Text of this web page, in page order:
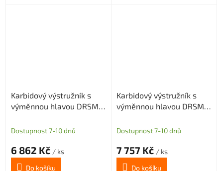
Karbidový výstružník s
výměnnou hlavou DRSMN
díru
Dostupnost 7-10 dnů
6 862 Kč / ks
Do košíku
Karbidový výstružník s
výměnnou hlavou DRSMN
díru
Dostupnost 7-10 dnů
7 757 Kč / ks
Do košíku